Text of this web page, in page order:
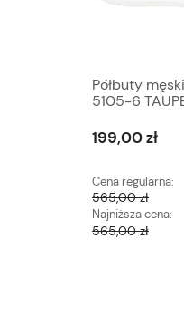
Półbuty
5105-6
199,00 zł
Cena regularna:
565,00 zł
Najniższa cena:
565,00 zł